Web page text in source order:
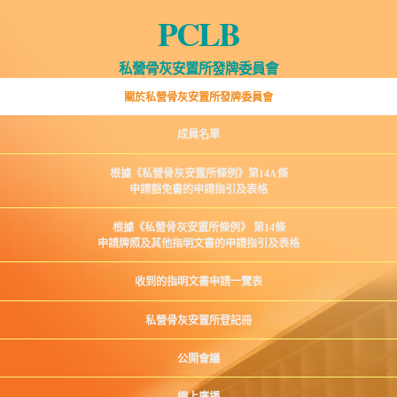
PCLB
私營骨灰安置所發牌委員會
關於私營骨灰安置所發牌委員會
成員名單
根據《私營骨灰安置所條例》第14A條
申請豁免書的申請指引及表格
根據《私營骨灰安置所條例》 第14條
申請牌照及其他指明文書的申請指引及表格
收到的指明文書申請一覽表
私營骨灰安置所登記冊
公開會議